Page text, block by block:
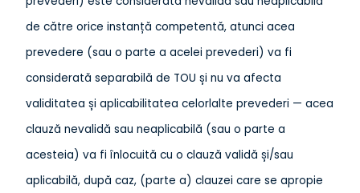
de către orice instanță competentă, atunci acea
prevedere (sau o parte a acelei prevederi) va fi
considerată separabilă de TOU și nu va afecta
validitatea și aplicabilitatea celorlalte prevederi — acea
clauză nevalidă sau neaplicabilă (sau o parte a
acesteia) va fi înlocuită cu o clauză validă și/sau
aplicabilă, după caz, (parte a) clauzei care se apropie